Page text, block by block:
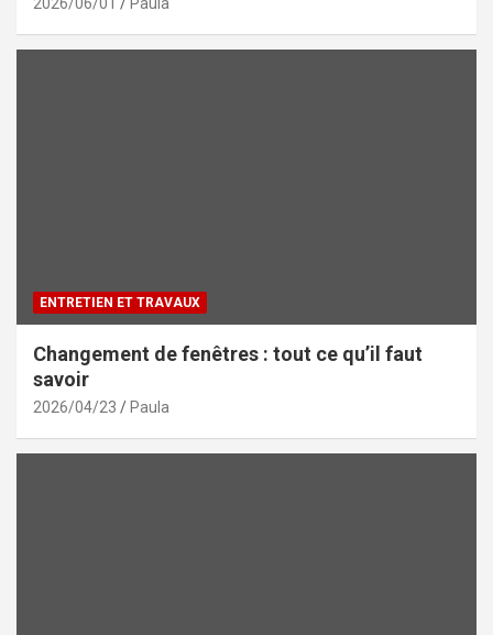
ENTRETIEN ET TRAVAUX
Changement de fenêtres : tout ce qu’il faut
savoir
2026/04/23 Paula